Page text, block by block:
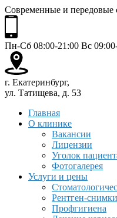
Современные и передовые
Пн-Сб 08:00-21:00 Вс
г. Екатеринбург,
ул. Татищева, д. 53
Главная
О клинике
Вакансии
Лицензии
Уголок
Фотогалерея
Услуги и цены
Рентген-снимки
Профгигиена